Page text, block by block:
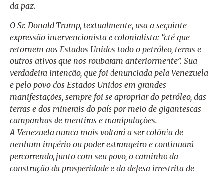
da paz.
O Sr. Donald Trump, textualmente, usa a seguinte
expressão intervencionista e colonialista: “até que
retornem aos Estados Unidos todo o petróleo, terras e
outros ativos que nos roubaram anteriormente”. Sua
verdadeira intenção, que foi denunciada pela Venezuela
e pelo povo dos Estados Unidos em grandes
manifestações, sempre foi se apropriar do petróleo, das
terras e dos minerais do país por meio de gigantescas
campanhas de mentiras e manipulações.
A Venezuela nunca mais voltará a ser colônia de
nenhum império ou poder estrangeiro e continuará
percorrendo, junto com seu povo, o caminho da
construção da prosperidade e da defesa irrestrita de